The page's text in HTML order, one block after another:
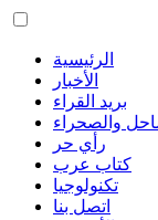
الرئيسية
الأخبار
بريد القراء
والصحراء
رأي حر
كتاب عرب
تكنولوجيا
اتصل بنا